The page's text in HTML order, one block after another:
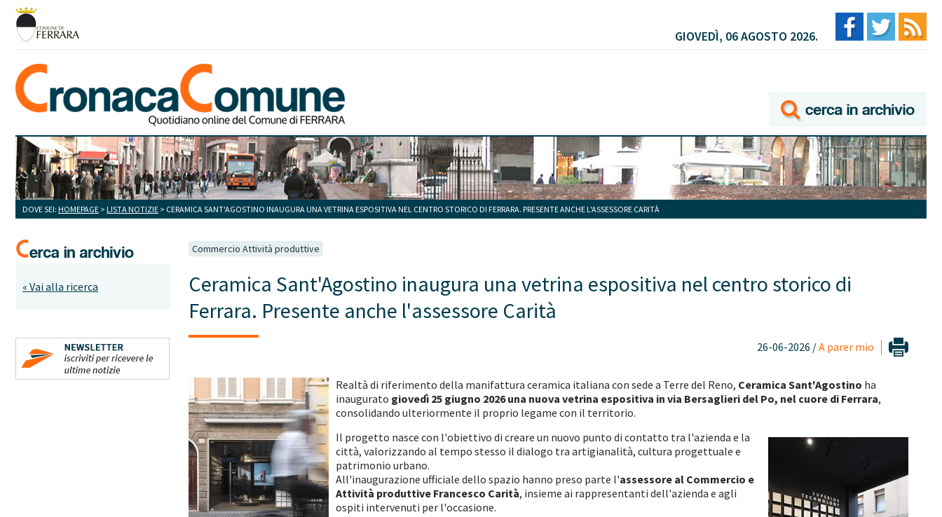
GIOVEDÌ, 06 AGOSTO 2026.
DOVE SEI: HOMEPAGE > LISTA NOTIZIE > CERAMICA SANT'AGOSTINO INAUGURA UNA VETRINA ESPOSITIVA NEL CENTRO STORICO DI FERRARA. PRESENTE ANCHE L'ASSESSORE CARITÀ
« Vai alla ricerca
Commercio Attività produttive
Ceramica Sant'Agostino inaugura una vetrina espositiva nel centro storico di
Ferrara. Presente anche l'assessore Carità
26-06-2026 /A parer mio
Realtà di riferimento della manifattura ceramica italiana con sede a Terre del Reno, Ceramica Sant'Agostino ha
inaugurato giovedì 25 giugno 2026 una nuova vetrina espositiva in via Bersaglieri del Po, nel cuore di Ferrara,
consolidando ulteriormente il proprio legame con il territorio.
Il progetto nasce con l'obiettivo di creare un nuovo punto di contatto tra l'azienda e la
città, valorizzando al tempo stesso il dialogo tra artigianalità, cultura progettuale e
patrimonio urbano.
All'inaugurazione ufficiale dello spazio hanno preso parte l'assessore al Commercio e
Attività produttive Francesco Carità, insieme ai rappresentanti dell'azienda e agli
ospiti intervenuti per l'occasione.